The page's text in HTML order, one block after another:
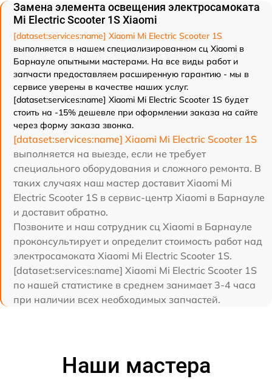
Замена элемента освещения электросамоката
Mi Electric Scooter 1S Xiaomi
[dataset:services:name] Xiaomi Mi Electric Scooter 1S
выполняется в нашем специализированном сц Xiaomi в
Барнауле опытными мастерами. На все виды работ и
запчасти предоставляем расширенную гарантию - мы в
сервисе уверены в качестве наших услуг.
[dataset:services:name] Xiaomi Mi Electric Scooter 1S будет
стоить на -15% дешевле при оформлении заказа на сайте
через форму заказа звонка.
[dataset:services:name] Xiaomi Mi Electric Scooter 1S
выполняется на выезде, если не требует
специального оборудования и сложного ремонта. В
таких случаях наш мастер доставит Xiaomi Mi
Electric Scooter 1S в сервис-центр Xiaomi в Барнауле
и доставит обратно.
Позвоните и наш сотрудник сц Xiaomi в Барнауле
проконсультирует и определит стоимость работ над
электросамоката Xiaomi Mi Electric Scooter 1S.
[dataset:services:name] Xiaomi Mi Electric Scooter 1S
по нашей статистике в среднем занимает 3-4 часа
при наличии всех необходимых запчастей.
Наши мастера